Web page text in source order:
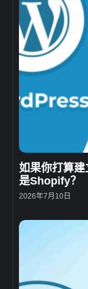
如果你打算
是Shopify？
2026年7月10日